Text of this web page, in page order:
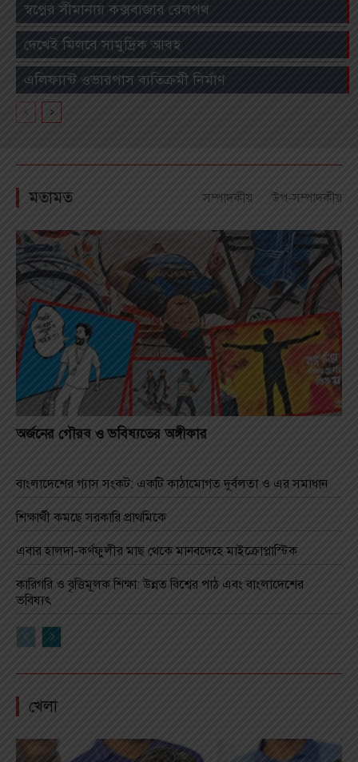
স্বপ্নের সীমানায় কক্সবাজার রেলপথ
দেখেই মিলবে সামুদ্রিক আবহ
এলিফ্যান্ট ওভারপাস ব্যতিক্রমী নির্মাণ
মতামত সম্পাদকীয় উপ-সম্পাদকীয়
অর্জনের গৌরব ও ভবিষ্যতের অঙ্গীকার
বাংলাদেশের গ্যাস সংকট: একটি কাঠামোগত দুর্বলতা ও এর সমাধান
শিক্ষার্থী কমছে সরকারি প্রাথমিকে
এবার হালদা-কর্ণফুলীর মাছ থেকে মানবদেহে মাইক্রোপ্লাস্টিক
কারিগরি ও বৃত্তিমূলক শিক্ষা: উন্নত বিশ্বের পাঠ এবং বাংলাদেশের
ভবিষ্যৎ
খেলা